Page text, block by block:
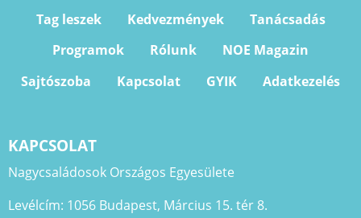
Tag leszek Kedvezmények
Tanácsadás
Programok
Rólunk
NOE Magazin
Sajtószoba
Kapcsolat GYIK Adatkezelés
KAPCSOLAT
Nagycsaládosok Országos Egyesülete
Levélcím: 1056 Budapest, Március 15. tér 8.